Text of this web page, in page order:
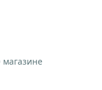
магазине